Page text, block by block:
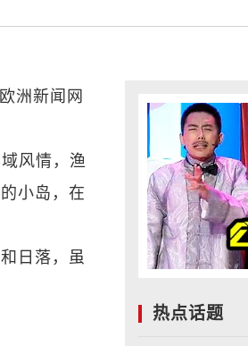
洲新闻网
风情，渔
小岛，在
日落，虽
热点话题